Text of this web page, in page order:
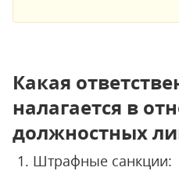
Какая
налагается в
должностных
Штрафные санкции: